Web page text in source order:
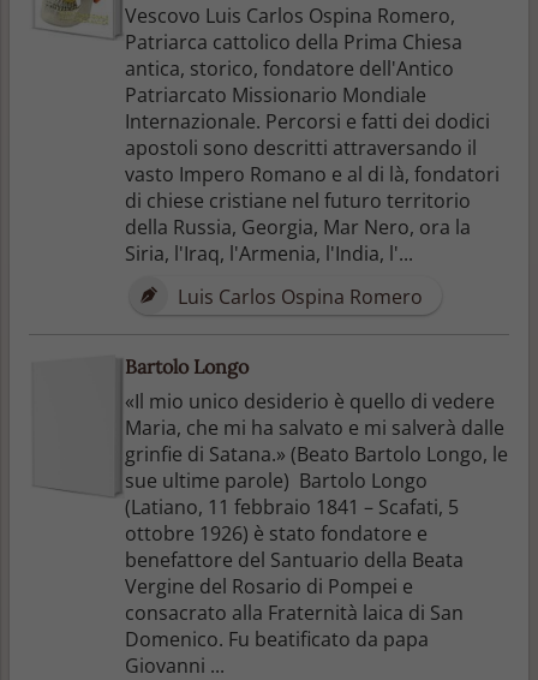
Vescovo Luis Carlos Ospina Romero,
Patriarca cattolico della Prima Chiesa
antica, storico, fondatore dell'Antico
Patriarcato Missionario Mondiale
Internazionale. Percorsi e fatti dei dodici
apostoli sono descritti attraversando il
vasto Impero Romano e al di là, fondatori
di chiese cristiane nel futuro territorio
della Russia, Georgia, Mar Nero, ora la
Siria, l'Iraq, l'Armenia, l'India, l'...
Luis Carlos Ospina Romero
Bartolo Longo
«Il mio unico desiderio è quello di vedere
Maria, che mi ha salvato e mi salverà dalle
grinfie di Satana.» (Beato Bartolo Longo, le
sue ultime parole) Bartolo Longo
(Latiano, 11 febbraio 1841 – Scafati, 5
ottobre 1926) è stato fondatore e
benefattore del Santuario della Beata
Vergine del Rosario di Pompei e
consacrato alla Fraternità laica di San
Domenico. Fu beatificato da papa
Giovanni ...